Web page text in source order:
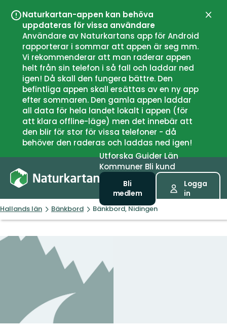
Naturkartan-appen kan behöva
uppdateras för vissa användare
Användare av Naturkartans app för Android
rapporterar i sommar att appen är seg mm.
Vi rekommenderar att man raderar appen
helt från sin telefon i så fall och laddar ned
igen! Då skall den fungera bättre. Den
befintliga appen skall ersättas av en ny app
efter sommaren. Den gamla appen laddar
all data för hela landet lokalt i appen (för
att klara offline-läge) men det innebär att
den blir för stor för vissa telefoner - då
behöver den raderas och laddas ned igen!
UtforskaGuiderLän
Kommuner Bli kund
Bli
medlem
Logga
in
Hallands län Bänkbord Bänkbord, Nidingen